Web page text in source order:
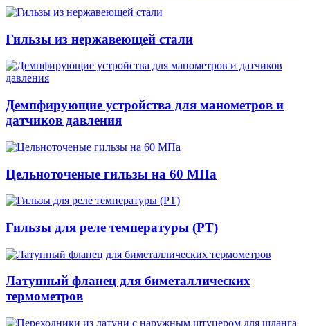
Гильзы из нержавеющей стали
Демпфирующие устройства для манометров и
датчиков давления
Цельноточеные гильзы на 60 МПа
Гильзы для реле температуры (РТ)
Латунный фланец для биметаллических
термометров